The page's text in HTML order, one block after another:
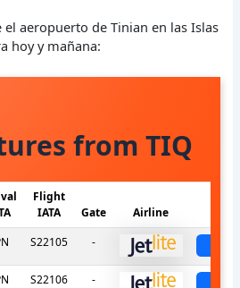
el aeropuerto de Tinian en las Islas
hoy y mañana:
from TIQ
Flight
IATA
Gate Airline
S22105 -
S22106 -